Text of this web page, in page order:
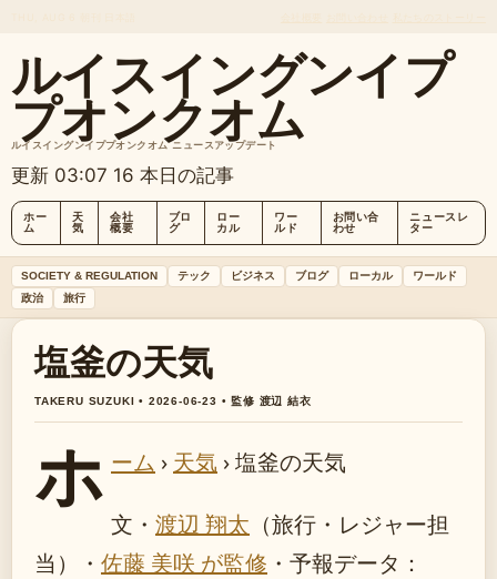
ルイスイングンイプ
プオンクオム
ルイスイングンイププオンクオム ニュースアップデート
更新 03:07 16 本日の記事
ホー
ム
天
気
会社
概要
ブロ
グ
ロー
カル
ワー
ルド
お問い合
わせ
ニュースレ
ター
SOCIETY & REGULATION テック ビジネス ブログ ローカル
ワールド
政治
旅行
塩釜の天気
TAKERU SUZUKI • 2026-06-23 • 監修 渡辺 結衣
ホ ーム › 天気 ›塩釜の天気
文・ 渡辺 翔太 （旅行・レジャー担
当）
・ 佐藤 美咲 が監修 ・ 予報データ：